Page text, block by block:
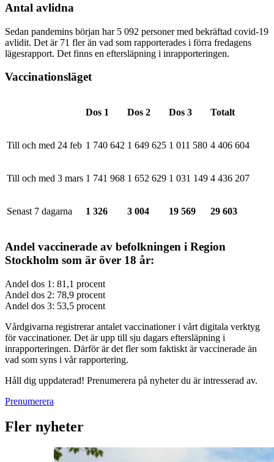
Antal avlidna
Sedan pandemins början har 5 092 personer med bekräftad covid-19
avlidit. Det är 71 fler än vad som rapporterades i förra fredagens
lägesrapport. Det finns en eftersläpning i inrapporteringen.
Vaccinationsläget
Dos 1 Dos 2 Dos 3 Totalt
Till och med 24 feb 1 740 642 1 649 625 1 011 580 4 406 604
Till och med 3 mars 1 741 968 1 652 629 1 031 149 4 436 207
Senast 7 dagarna 1 326 3 004 19 569 29 603
Andel vaccinerade av befolkningen i Region
Stockholm som är över 18 år:
Andel dos 1: 81,1 procent
Andel dos 2: 78,9 procent
Andel dos 3: 53,5 procent
Vårdgivarna registrerar antalet vaccinationer i vårt digitala verktyg
för vaccinationer. Det är upp till sju dagars eftersläpning i
inrapporteringen. Därför är det fler som faktiskt är vaccinerade än
vad som syns i vår rapportering.
Håll dig uppdaterad! Prenumerera på nyheter du är intresserad av.
Prenumerera
Fler nyheter